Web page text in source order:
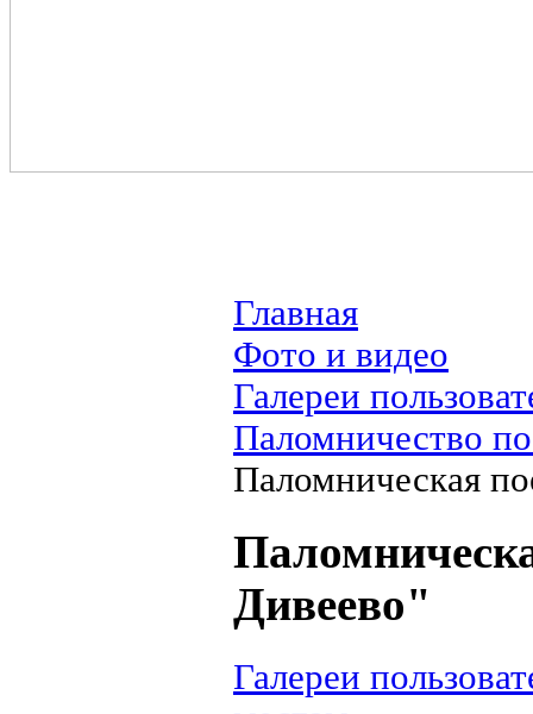
Главная
Фото и видео
Галереи
Паломничество
Паломническая
Дивеево"
Галереи